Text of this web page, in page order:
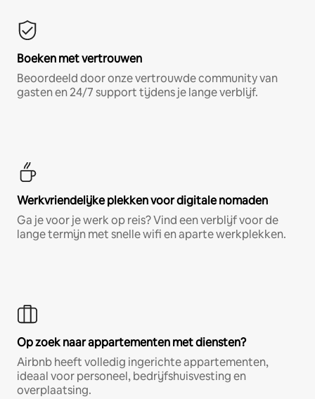
Boeken met vertrouwen
Beoordeeld door onze vertrouwde community van
gasten en 24/7 support tijdens je lange verblijf.
Werkvriendelijke plekken voor digitale nomaden
Ga je voor je werk op reis? Vind een verblijf voor de
lange termijn met snelle wifi en aparte werkplekken.
Op zoek naar appartementen met diensten?
Airbnb heeft volledig ingerichte appartementen,
ideaal voor personeel, bedrijfshuisvesting en
overplaatsing.